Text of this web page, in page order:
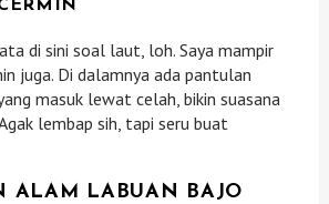
di sini soal laut, loh. Saya mampir
juga. Di dalamnya ada pantulan
masuk lewat celah, bikin suasana
lembap sih, tapi seru buat
ALAM LABUAN BAJO